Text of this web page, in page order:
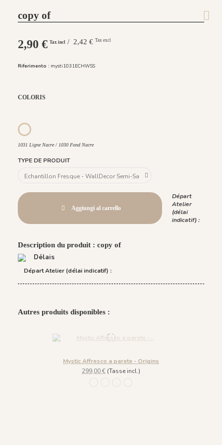
copy of
2,90 € Tax incl / 2,42 € Tax excl
Riferimento : mysti1031ECHWSS
COLORIS
1031 Ligne Nacre / 1030 Fond Nacre
1031 Ligne Nacre / 1030 Fond Nacre
TYPE DE PRODUIT
Aggiungi al carrello
Départ
Atelier
(délai
indicatif) :
Description du produit : copy of
Délais
Départ Atelier (délai indicatif) :
Autres produits disponibles :
Mystic Affresco a parete - Origins
299,00 € (Tasse incl.)